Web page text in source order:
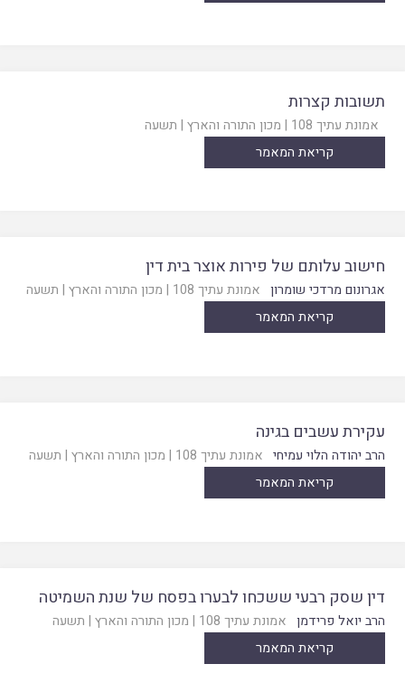
תשובות קצרות
אמונת עתיך 108 | מכון התורה והארץ | תשעה
קריאת המאמר
חישוב עלותם של פירות אוצר בית דין
אגרונום מרדכי שומרון אמונת עתיך 108 | מכון התורה והארץ | תשעה
קריאת המאמר
עקירת עשבים בגינה
הרב יהודה הלוי עמיחי אמונת עתיך 108 | מכון התורה והארץ | תשעה
קריאת המאמר
דין שסק רבעי ששכחו לבערו בפסח של שנת השמיטה
הרב יואל פרידמן אמונת עתיך 108 | מכון התורה והארץ | תשעה
קריאת המאמר